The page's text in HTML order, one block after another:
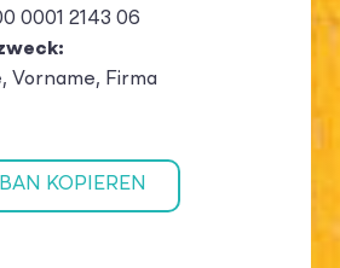
0001 2143 06
Vorname, Firma
KOPIEREN